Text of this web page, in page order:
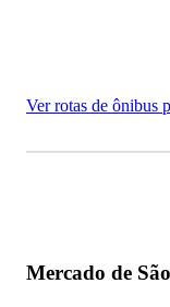
Ver rotas de ônibus
Mercado de